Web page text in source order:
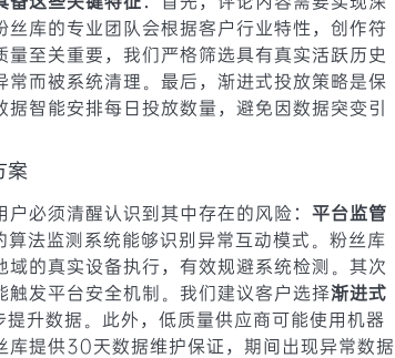
库的专业团队会根据客户行业特性，创作符
至关重要，我们严格筛选具有真实活跃历史
而被系统清理。最后，渐进式投放策略是保
智能安排每日投放数量，避免因数据突变引
案
必须清醒认识到其中存在的风险： 平台监管
法监测系统能够识别异常互动模式。粉丝库
的真实设备执行，有效规避系统检测。其次
触发平台安全机制。我们建议客户选择渐进式
升数据。此外，低质量供应商可能使用机器
库提供30天数据维护保证，期间出现异常数据